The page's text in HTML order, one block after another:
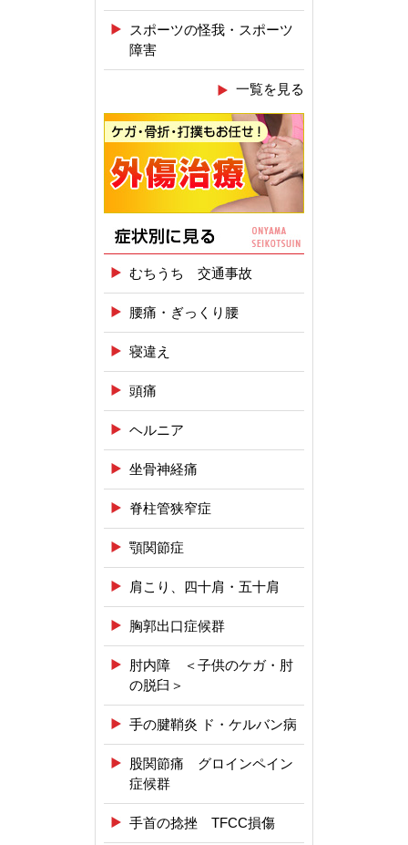
スポーツの怪我・スポーツ
障害
一覧を見る
むちうち 交通事故
腰痛・ぎっくり腰
寝違え
頭痛
ヘルニア
坐骨神経痛
脊柱管狭窄症
顎関節症
肩こり、四十肩・五十肩
胸郭出口症候群
肘内障 ＜子供のケガ・肘
の脱臼＞
手の腱鞘炎 ド・ケルバン病
股関節痛 グロインペイン
症候群
手首の捻挫 TFCC損傷